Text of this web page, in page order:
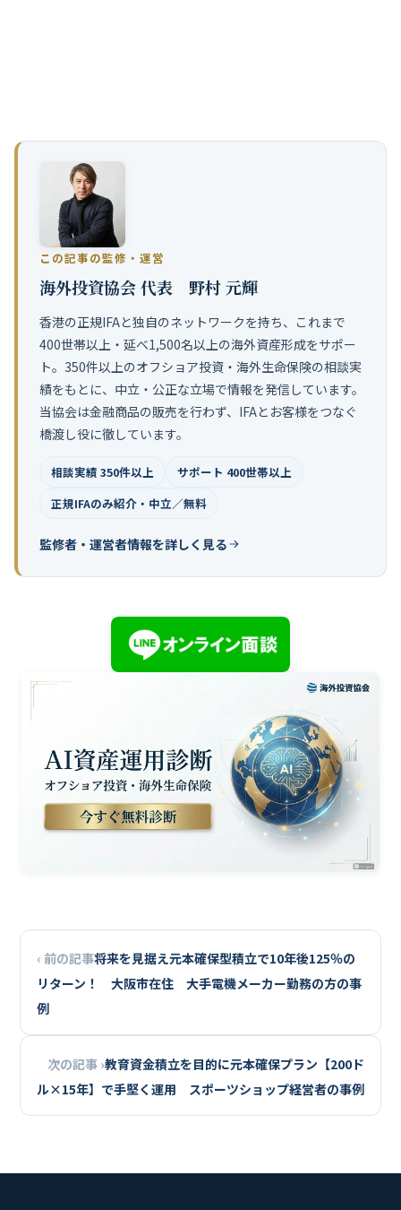
この記事の監修・運営
海外投資協会 代表 野村 元輝
香港の正規IFAと独自のネットワークを持ち、これまで
400世帯以上・延べ1,500名以上の海外資産形成をサポー
ト。350件以上のオフショア投資・海外生命保険の相談実
績をもとに、中立・公正な立場で情報を発信しています。
当協会は金融商品の販売を行わず、IFAとお客様をつなぐ
橋渡し役に徹しています。
相談実績 350件以上
サポート 400世帯以上
正規IFAのみ紹介・中立／無料
監修者・運営者情報を詳しく見る
‹ 前の記事将来を見据え元本確保型積立で10年後125％の
リターン！ 大阪市在住 大手電機メーカー勤務の方の事
例
次の記事 ›教育資金積立を目的に元本確保プラン【200ド
ル×15年】で手堅く運用 スポーツショップ経営者の事例